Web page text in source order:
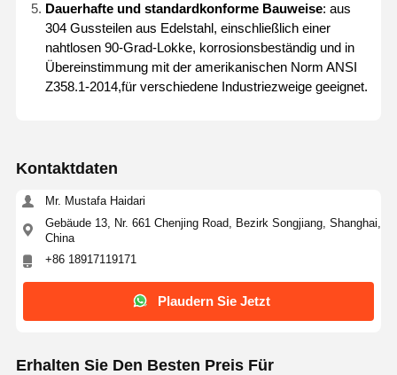
Dauerhafte und standardkonforme Bauweise: aus
304 Gussteilen aus Edelstahl, einschließlich einer
nahtlosen 90-Grad-Lokke, korrosionsbeständig und in
Übereinstimmung mit der amerikanischen Norm ANSI
Z358.1-2014,für verschiedene Industriezweige geeignet.
Kontaktdaten
Mr. Mustafa Haidari
Gebäude 13, Nr. 661 Chenjing Road, Bezirk Songjiang, Shanghai,
China
+86 18917119171
Plaudern Sie Jetzt
Erhalten Sie Den Besten Preis Für